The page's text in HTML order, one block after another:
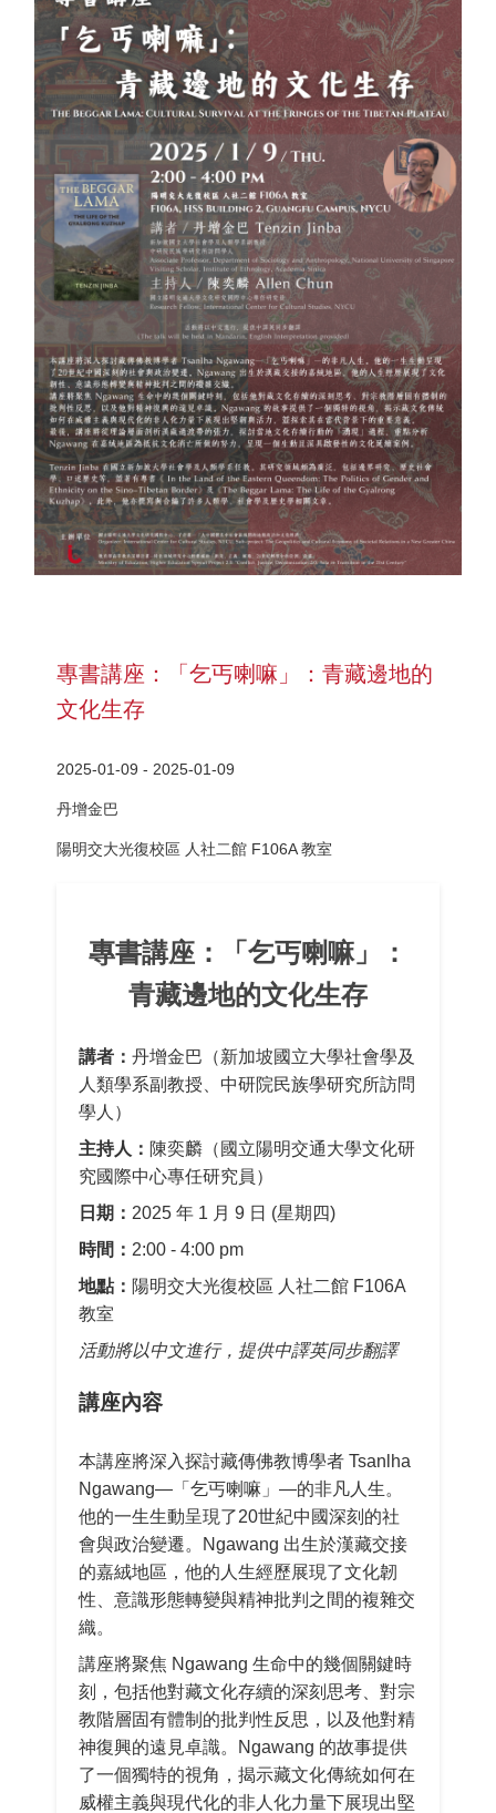
專書講座：「乞丐喇嘛」：青藏邊地的
文化生存
2025-01-09 - 2025-01-09
丹增金巴
陽明交大光復校區 人社二館 F106A 教室
專書講座：「乞丐喇嘛」：
青藏邊地的文化生存
講者：丹增金巴（新加坡國立大學社會學及
人類學系副教授、中研院民族學研究所訪問
學人）
主持人： 陳奕麟（國立陽明交通大學文化研
究國際中心專任研究員）
日期： 2025 年 1 月 9 日 (星期四)
時間： 2:00 - 4:00 pm
地點： 陽明交大光復校區 人社二館 F106A
教室
活動將以中文進行，提供中譯英同步翻譯
講座內容
本講座將深入探討藏傳佛教博學者 Tsanlha
Ngawang—「乞丐喇嘛」—的非凡人生。
他的一生生動呈現了20世紀中國深刻的社
會與政治變遷。Ngawang 出生於漢藏交接
的嘉絨地區，他的人生經歷展現了文化韌
性、意識形態轉變與精神批判之間的複雜交
織。
講座將聚焦 Ngawang 生命中的幾個關鍵時
刻，包括他對藏文化存續的深刻思考、對宗
教階層固有體制的批判性反思，以及他對精
神復興的遠見卓識。Ngawang 的故事提供
了一個獨特的視角，揭示藏文化傳統如何在
威權主義與現代化的非人化力量下展現出堅